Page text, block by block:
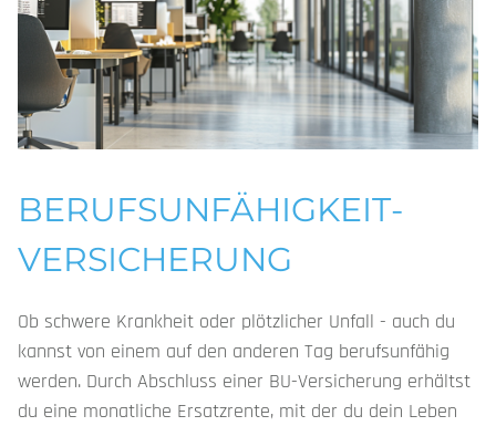
BERUFS­UNFÄHIGKEIT­
VERSICHERUNG
Ob schwere Krankheit oder plötzlicher Unfall - auch du
kannst von einem auf den anderen Tag berufsunfähig
werden. Durch Abschluss einer BU-Versicherung erhältst
du eine monatliche Ersatzrente, mit der du dein Leben